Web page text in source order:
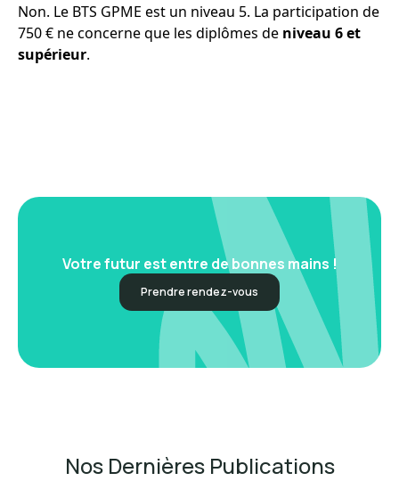
Non. Le BTS GPME est un niveau 5. La participation de
750 € ne concerne que les diplômes de niveau 6 et
supérieur.
Votre futur est entre de bonnes mains !
Prendre rendez-vous
Nos Dernières Publications